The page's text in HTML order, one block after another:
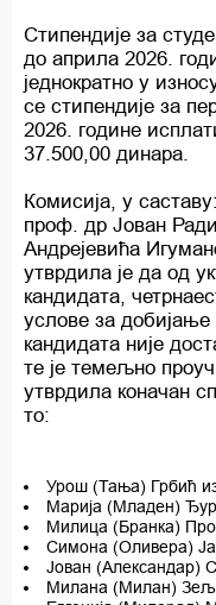
Стипендије за
до априла 2026.
једнократно у
се стипендије за
2026. године
37.500,00 динара.
Комисија, у
проф. др Јован
Андрејевића
утврдила је да од
кандидата,
услове за добијање
кандидата није
те је темељно
утврдила коначан
то:
Урош (Тања) Грбић
Марија (Младен)
Милица (Бранка)
Симона (Оливера)
Јован (Александар)
Милана (Милан)